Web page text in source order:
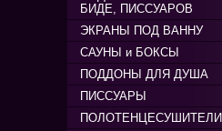
БИДЕ, ПИССУАРОВ
ЭКРАНЫ ПОД ВАННУ
САУНЫ и БОКСЫ
ПОДДОНЫ ДЛЯ ДУША
ПИССУАРЫ
ПОЛОТЕНЦЕСУШИТЕЛИ